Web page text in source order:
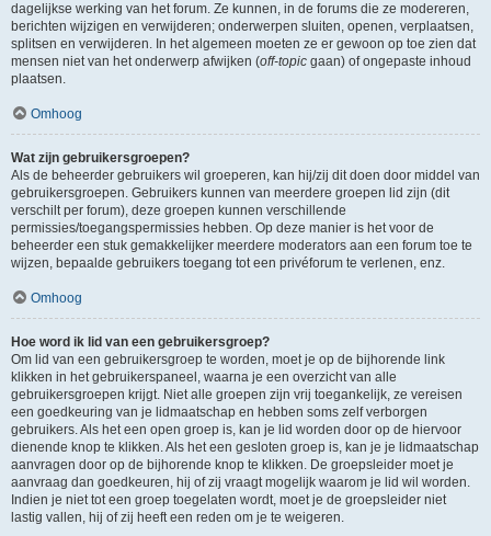
dagelijkse werking van het forum. Ze kunnen, in de forums die ze modereren,
berichten wijzigen en verwijderen; onderwerpen sluiten, openen, verplaatsen,
splitsen en verwijderen. In het algemeen moeten ze er gewoon op toe zien dat
mensen niet van het onderwerp afwijken (off-topic gaan) of ongepaste inhoud
plaatsen.
Omhoog
Wat zijn gebruikersgroepen?
Als de beheerder gebruikers wil groeperen, kan hij/zij dit doen door middel van
gebruikersgroepen. Gebruikers kunnen van meerdere groepen lid zijn (dit
verschilt per forum), deze groepen kunnen verschillende
permissies/toegangspermissies hebben. Op deze manier is het voor de
beheerder een stuk gemakkelijker meerdere moderators aan een forum toe te
wijzen, bepaalde gebruikers toegang tot een privéforum te verlenen, enz.
Omhoog
Hoe word ik lid van een gebruikersgroep?
Om lid van een gebruikersgroep te worden, moet je op de bijhorende link
klikken in het gebruikerspaneel, waarna je een overzicht van alle
gebruikersgroepen krijgt. Niet alle groepen zijn vrij toegankelijk, ze vereisen
een goedkeuring van je lidmaatschap en hebben soms zelf verborgen
gebruikers. Als het een open groep is, kan je lid worden door op de hiervoor
dienende knop te klikken. Als het een gesloten groep is, kan je je lidmaatschap
aanvragen door op de bijhorende knop te klikken. De groepsleider moet je
aanvraag dan goedkeuren, hij of zij vraagt mogelijk waarom je lid wil worden.
Indien je niet tot een groep toegelaten wordt, moet je de groepsleider niet
lastig vallen, hij of zij heeft een reden om je te weigeren.